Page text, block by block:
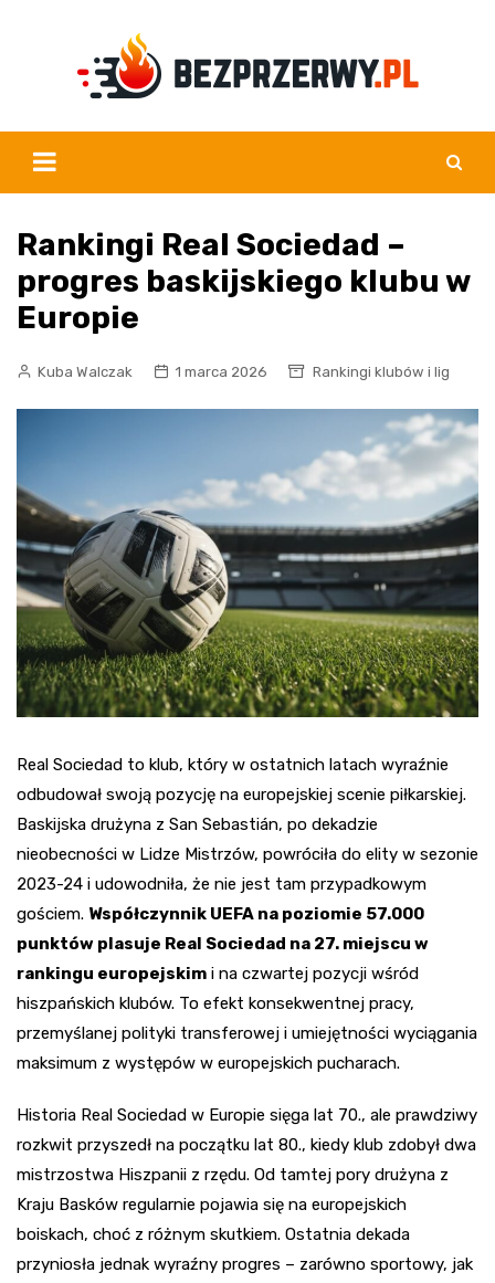
Rankingi Real Sociedad –
progres baskijskiego klubu w
Europie
Kuba Walczak 1 marca 2026 Rankingi klubów i lig
Real Sociedad to klub, który w ostatnich latach wyraźnie
odbudował swoją pozycję na europejskiej scenie piłkarskiej.
Baskijska drużyna z San Sebastián, po dekadzie
nieobecności w Lidze Mistrzów, powróciła do elity w sezonie
2023-24 i udowodniła, że nie jest tam przypadkowym
gościem. Współczynnik UEFA na poziomie 57.000
punktów plasuje Real Sociedad na 27. miejscu w
rankingu europejskim i na czwartej pozycji wśród
hiszpańskich klubów. To efekt konsekwentnej pracy,
przemyślanej polityki transferowej i umiejętności wyciągania
maksimum z występów w europejskich pucharach.
Historia Real Sociedad w Europie sięga lat 70., ale prawdziwy
rozkwit przyszedł na początku lat 80., kiedy klub zdobył dwa
mistrzostwa Hiszpanii z rzędu. Od tamtej pory drużyna z
Kraju Basków regularnie pojawia się na europejskich
boiskach, choć z różnym skutkiem. Ostatnia dekada
przyniosła jednak wyraźny progres – zarówno sportowy, jak